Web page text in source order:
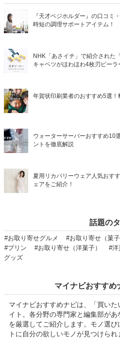
『天才ベジホルダー』の口コミ
時短の調理サポートアイテム！
NHK「あさイチ」で紹介された
キャベツがほわほわ4枚刃ピーラ
年賀状印刷業者のおすすめ5選
ウォーターサーバーおすすめ10
ントを徹底解説
夏用リカバリーウェア人気おす
ェアをご紹介！
話題の
#お取り寄せグルメ #お取り寄せ（菓子
#プリン
#お取り寄せ（洋菓子） #洋
グッズ
マイナビおすすめ
マイナビおすすめナビは、「買い
イト。各分野の専門家と編集部が
を厳選してご紹介します。モノ選
トに自分の欲しいモノが見つけられ